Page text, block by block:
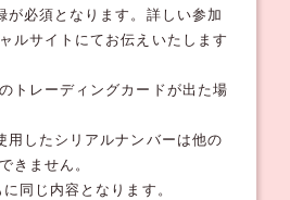
が必須となります。詳しい参加
ルサイトにてお伝えいたします
トレーディングカードが出た場
用したシリアルナンバーは他の
きません。
同じ内容となります。